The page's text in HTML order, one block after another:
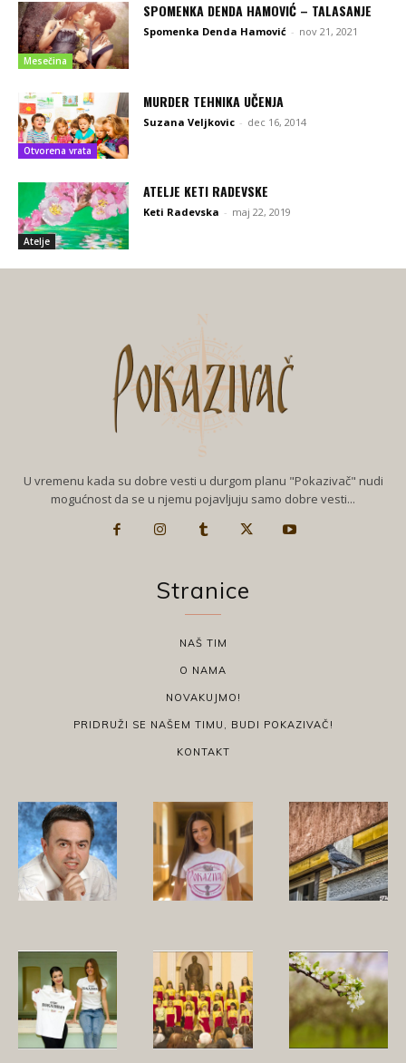
Mesečina
SPOMENKA DENDA HAMOVIĆ – TALASANJE
Spomenka Denda Hamović - nov 21, 2021
Otvorena vrata
MURDER TEHNIKA UČENJA
Suzana Veljkovic - dec 16, 2014
Atelje
ATELJE KETI RADEVSKE
Keti Radevska - maj 22, 2019
U vremenu kada su dobre vesti u durgom planu "Pokazivač" nudi
mogućnost da se u njemu pojavljuju samo dobre vesti...
Stranice
NAŠ TIM
O NAMA
NOVAKUJMO!
PRIDRUŽI SE NAŠEM TIMU, BUDI POKAZIVAČ!
KONTAKT